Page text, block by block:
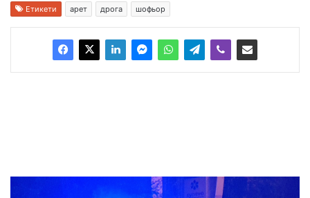
Етикети арет дрога шофьор